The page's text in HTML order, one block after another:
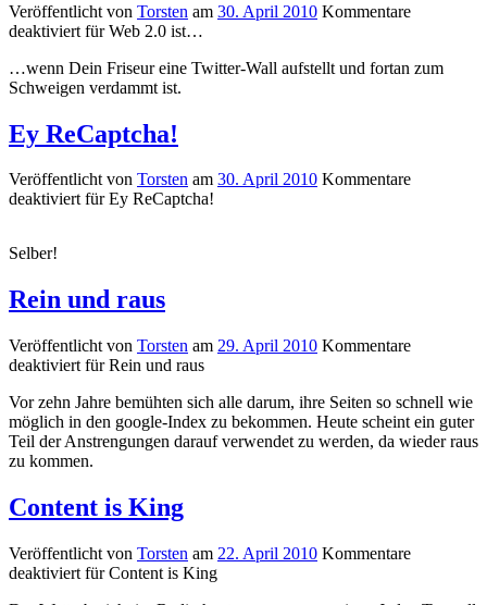
Veröffentlicht von Torsten am 30. April 2010 Kommentare
deaktiviert für Web 2.0 ist…
…wenn Dein Friseur eine Twitter-Wall aufstellt und fortan zum
Schweigen verdammt ist.
Ey ReCaptcha!
Veröffentlicht von Torsten am 30. April 2010 Kommentare
deaktiviertfür Ey ReCaptcha!
Selber!
Rein und raus
Veröffentlicht von Torsten am 29. April 2010 Kommentare
deaktiviert für Rein und raus
Vor zehn Jahre bemühten sich alle darum, ihre Seiten so schnell wie
möglich in den google-Index zu bekommen. Heute scheint ein guter
Teil der Anstrengungen darauf verwendet zu werden, da wieder raus
zu kommen.
Content is King
Veröffentlicht von Torsten am 22. April 2010 Kommentare
deaktiviert für Content is King